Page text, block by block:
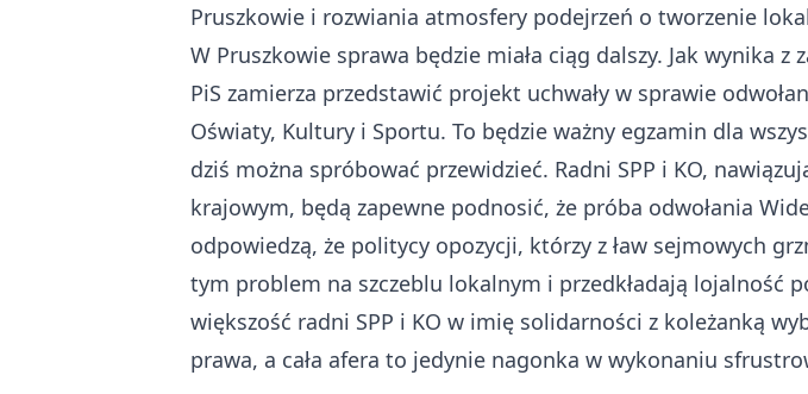
Pruszkowie i rozwiania atmosfery podejrzeń o tworzenie
W Pruszkowie sprawa będzie miała ciąg dalszy. Jak wynika
PiS zamierza przedstawić projekt uchwały w sprawie
Oświaty, Kultury i Sportu. To będzie ważny egzamin dla
dziś można spróbować przewidzieć. Radni SPP i KO,
krajowym, będą zapewne podnosić, że próba odwołania
odpowiedzą, że politycy opozycji, którzy z ław sejmowych
tym problem na szczeblu lokalnym i przedkładają lojalność
większość radni SPP i KO w imię solidarności z koleżanką
prawa, a cała afera to jedynie nagonka w wykonaniu